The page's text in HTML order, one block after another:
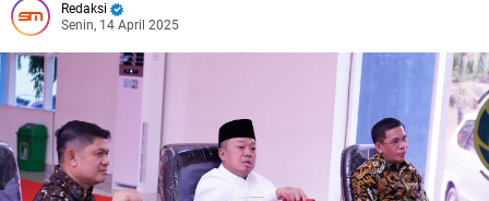
Redaksi
Senin, 14 April 2025